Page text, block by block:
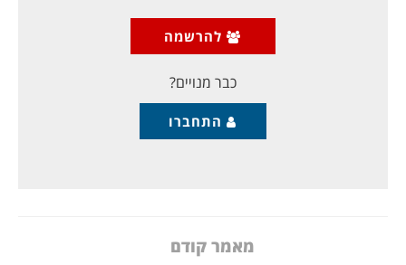
הבגידה של "הדמוקרטים" בסעודיה היתה
צפויה, אך היא עדיין מדהימה ברשעותה:
הממלכה הסעודית כה גדולה בשטחה, עד שאין
להרשמה
כבר מנויים?
התחברו
מאמר קודם